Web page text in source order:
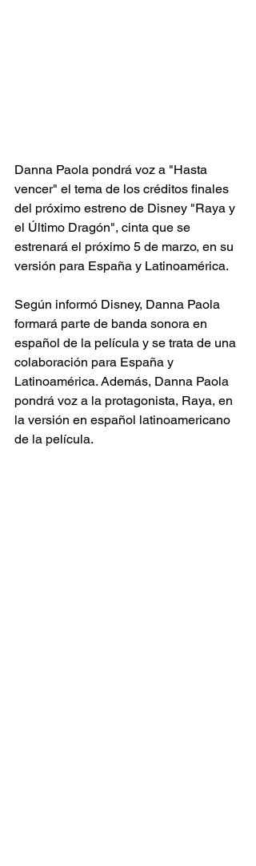
Danna Paola pondrá voz a "Hasta
vencer" el tema de los créditos finales
del próximo estreno de Disney "Raya y
el Último Dragón", cinta que se
estrenará el próximo 5 de marzo, en su
versión para España y Latinoamérica.
Según informó Disney, Danna Paola
formará parte de banda sonora en
español de la película y se trata de una
colaboración para España y
Latinoamérica. Además, Danna Paola
pondrá voz a la protagonista, Raya, en
la versión en español latinoamericano
de la película.